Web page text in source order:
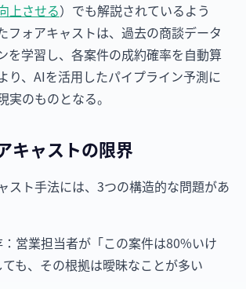
上させる）でも解説されているよう
フォアキャストは、過去の商談データ
を学習し、各案件の成約確率を自動算
り、AIを活用したパイプライン予測に
実のものとなる。
キャストの限界
スト手法には、3つの構造的な問題があ
営業担当者が「この案件は80%いけ
も、その根拠は曖昧なことが多い